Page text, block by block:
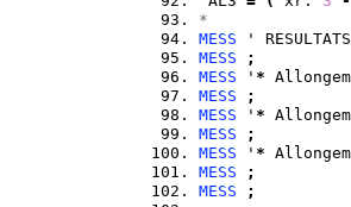
*
MESS '
MESS
;
MESS ' *
MESS
;
MESS ' *
MESS
;
MESS ' *
MESS
;
MESS
;